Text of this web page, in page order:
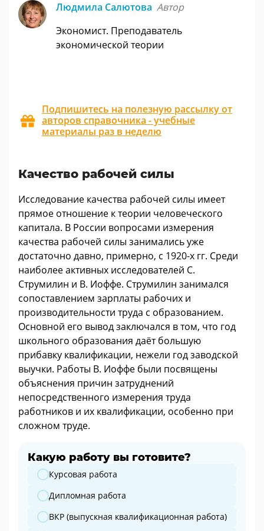
Людмила Салютова Автор
Экономист. Преподаватель
экономической теории
Подпишитесь на полезную рассылку от
авторов справочника - учебные
материалы раз в неделю
Качество рабочей силы
Исследование качества рабочей силы имеет
прямое отношение к теории человеческого
капитала. В России вопросами измерения
качества рабочей силы занимались уже
достаточно давно, примерно, с 1920-х гг. Среди
наиболее активных исследователей С.
Струмилин и В. Иоффе. Струмилин занимался
сопоставлением зарплаты рабочих и
производительности труда с образованием.
Основной его вывод заключался в том, что год
школьного образования даёт большую
прибавку квалификации, нежели год заводской
выучки. Работы В. Иоффе были посвящены
объяснения причин затруднений
непосредственного измерения труда
работников и их квалификации, особенно при
сложном труде.
Какую работу вы готовите?
Какую работу вы готовите?
Курсовая работа
Дипломная работа
ВКР (выпускная квалификационная работа)